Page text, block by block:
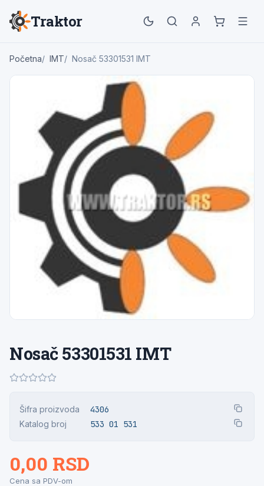
Traktor
Početna IMT Nosač 53301531 IMT
Nosač 53301531 IMT
Šifra proizvoda 4306
Katalog broj 533 01 531
0,00 RSD
Cena sa PDV-om